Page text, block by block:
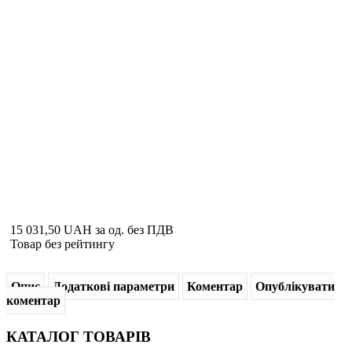
15 031,50 UAH за од. без ПДВ
Товар без рейтингу
Опис Додаткові параметри Коментар
Опублікувати
коментар
КАТАЛОГ ТОВАРІВ